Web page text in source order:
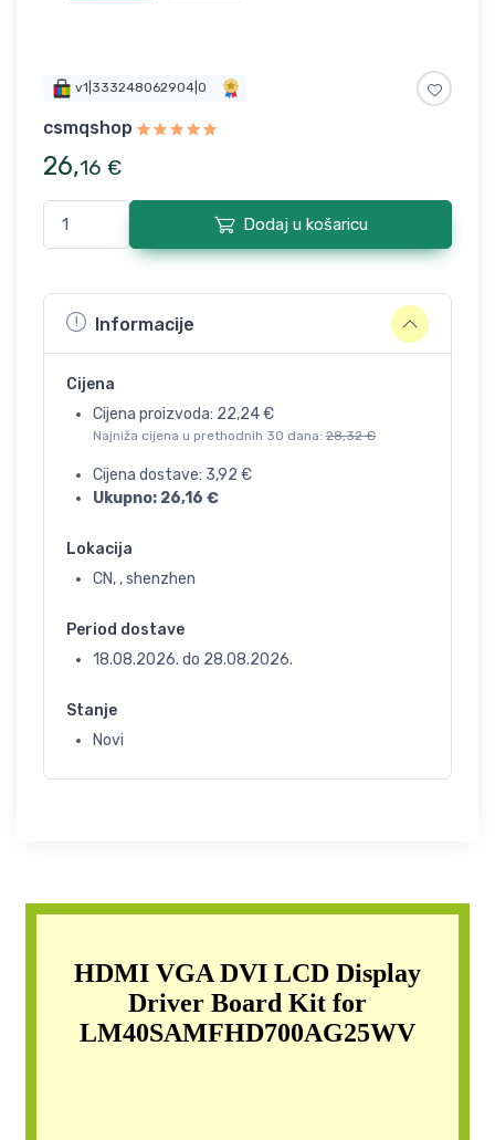
v1|333248062904|0
csmqshop
26,16 €
Dodaj u košaricu
Informacije
Cijena
Cijena proizvoda: 22,24€
Najniža cijena u prethodnih 30 dana: 28,32 €
Cijena dostave: 3,92 €
Ukupno: 26,16 €
Lokacija
CN, , shenzhen
Period dostave
18.08.2026. do 28.08.2026.
Stanje
Novi